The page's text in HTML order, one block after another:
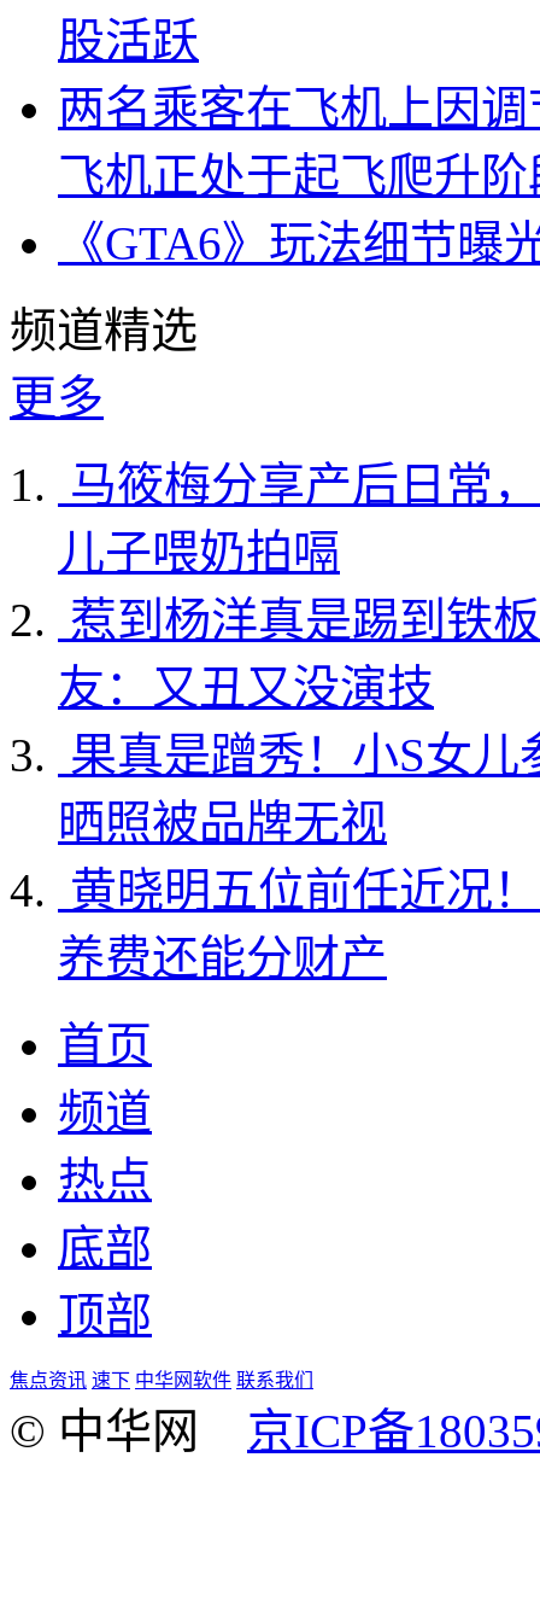
股活跃
两名乘客在飞机上因
飞机正处于起飞爬升阶
《GTA6》玩法细节
频道精选
更多
马筱梅分享产后日常
儿子喂奶拍嗝
惹到杨洋真是踢到铁
友：又丑又没演技
果真是蹭秀！小S女
晒照被品牌无视
黄晓明五位前任近况
养费还能分财产
首页
频道
热点
底部
顶部
焦点资讯 速下 中华网软件 联系我们
© 中华网 京ICP备